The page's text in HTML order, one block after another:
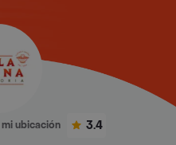
ubicación 3.4